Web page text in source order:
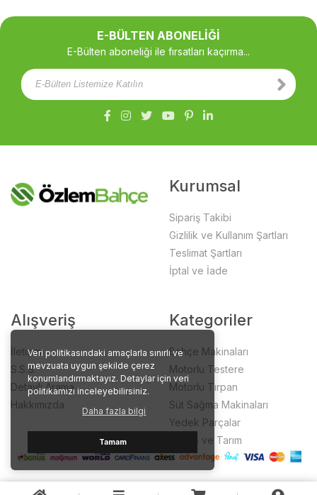
Veri politikasındaki amaçlarla sınırlı ve
mevzuata uygun şekilde çerez
konumlandırmaktayız. Detaylar için veri
politikamızı inceleyebilirsiniz.
Daha fazla bilgi
Tamam
E-BÜLTEN ABONELİĞİ
E-Bülten aboneliği ile fırsatları kaçırma...
Kurumsal
Sipariş Takibi
Gizlilik ve Kullanım Şartları
Teslimat Şartları
İptal ve İade
Alışveriş
İletişim
S.S.S.
Detaylı Arama
Hakkımızda
Kategoriler
Bahçe Makinaları
Motorlu Testere
Motorlu Tırpan
Süt Sağma Makinaları
Yedek Parçalar
Bahçe ve Tarım